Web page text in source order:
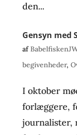
den...
Gensyn med
af
begivenheder,
I oktober
forlæggere,
journalister,